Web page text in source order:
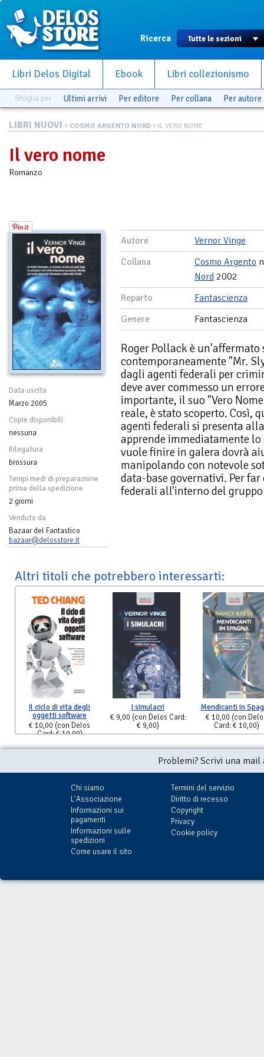
Ricerca
Libri Delos Digital Ebook Libri collezionismo
Sfoglia per Ultimi arrivi Per editore Per collana Per autore
LIBRI NUOVI > COSMO ARGENTO NORD > IL VERO NOME
Il vero nome
Romanzo
Data uscita
Marzo 2005
Copie disponibili
nessuna
Rilegatura
brossura
Tempi medi di preparazione
prima della spedizione
2 giorni
Venduto da
Bazaar del Fantastico
bazaar@delosstore.it
Autore
Vernor Vinge
Collana
Cosmo Argento
Nord 2002
Reparto
Fantascienza
Genere
Fantascienza
Roger Pollack è un'affermato
contemporaneamente "Mr.
dagli agenti federali per
deve aver commesso un
importante, il suo "Vero
reale, è stato scoperto. Così,
agenti federali si presenta
apprende immediatamente
vuole finire in galera dovrà
manipolando con notevole
data-base governativi. Per
federali all'interno del
Altri titoli che potrebbero interessarti:
Il ciclo di vita degli
oggetti software
€ 10,00 (con Delos
Card: € 10,00)
I simulacri
€ 9,00 (con Delos Card:
€ 9,00)
Mendicanti in
€ 10,00 (con
Card: € 10,00)
Problemi? Scrivi una
Chi siamo
L'Associazione
Informazioni sui
pagamenti
Informazioni sulle
spedizioni
Come usare il sito
Termini del servizio
Diritto di recesso
Copyright
Privacy
Cookie policy